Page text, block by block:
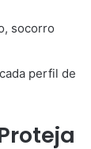
socorro
perfil de